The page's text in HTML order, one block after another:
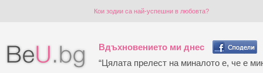
Кои зодии са най-успешни в любовта?
Вдъхновението ми днес
“Цялата прелест на миналото е, че е